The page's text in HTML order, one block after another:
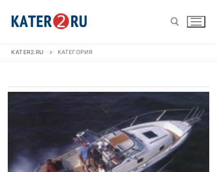
содержимому
KATER2.RU КАТЕГОРИЯ